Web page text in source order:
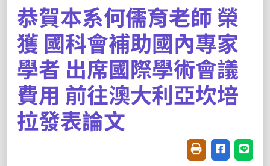
恭賀本系何儒育老師 榮
獲 國科會補助國內專家
學者 出席國際學術會議
費用 前往澳大利亞坎培
拉發表論文
友善列印(開新視
分享至臉書
分享